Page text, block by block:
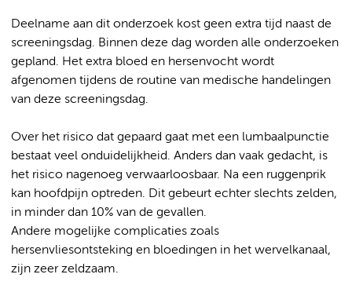
Deelname aan dit onderzoek kost geen extra tijd naast de
screeningsdag. Binnen deze dag worden alle onderzoeken
gepland. Het extra bloed en hersenvocht wordt
afgenomen tijdens de routine van medische handelingen
van deze screeningsdag.
Over het risico dat gepaard gaat met een lumbaalpunctie
bestaat veel onduidelijkheid. Anders dan vaak gedacht, is
het risico nagenoeg verwaarloosbaar. Na een ruggenprik
kan hoofdpijn optreden. Dit gebeurt echter slechts zelden,
in minder dan 10% van de gevallen.
Andere mogelijke complicaties zoals
hersenvliesontsteking en bloedingen in het wervelkanaal,
zijn zeer zeldzaam.